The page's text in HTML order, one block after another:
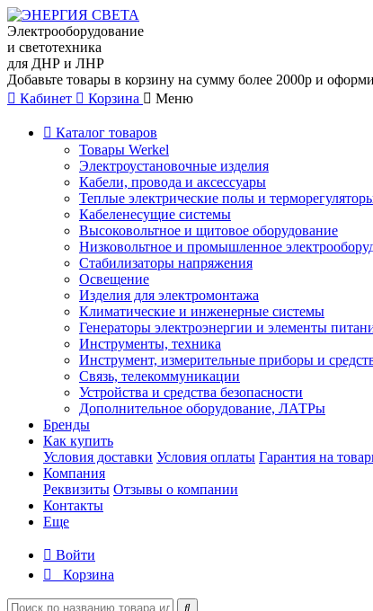
Электрооборудование
и светотехника
для ДНР и ЛНР
Добавьте товары в корзину на сумму более 2000р и
Кабинет
Корзина Меню
Каталог товаров
Товары Werkel
Электроустановочные изделия
Кабели, провода и аксессуары
Теплые электрические полы и
Кабеленесущие системы
Высоковольтное и щитовое оборудование
Низковольтное и промышленное
Стабилизаторы напряжения
Освещение
Изделия для электромонтажа
Климатические и инженерные системы
Генераторы электроэнергии и элементы
Инструменты, техника
Инструмент, измерительные приборы и
Связь, телекоммуникации
Устройства и средства безопасности
Дополнительное оборудование, ЛАТРы
Бренды
Как купить
Условия доставки Условия оплаты Гарантия на
Компания
Реквизиты Отзывы о компании
Контакты
Еще
Войти
Корзина